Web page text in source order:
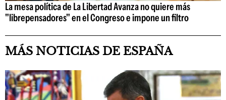
La mesa política de La Libertad Avanza no quiere más
"librepensadores" en el Congreso e impone un filtro
MÁS NOTICIAS DE ESPAÑA